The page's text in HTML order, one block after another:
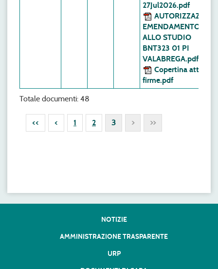
27Jul2026.pdf
AUTORIZZAZIONE
EMENDAMENTO1
ALLO STUDIO
BNT323 01 PI
VALABREGA.pdf
Copertina atto con
firme.pdf
Totale documenti: 48
<< < 1 2 3 > >>
NOTIZIE
AMMINISTRAZIONE TRASPARENTE
URP